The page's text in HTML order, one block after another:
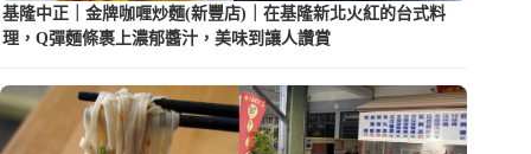
基隆中正｜金牌咖喱炒麵(新豐店)｜在基隆新北火紅的台式料
理，Q彈麵條裹上濃郁醬汁，美味到讓人讚賞